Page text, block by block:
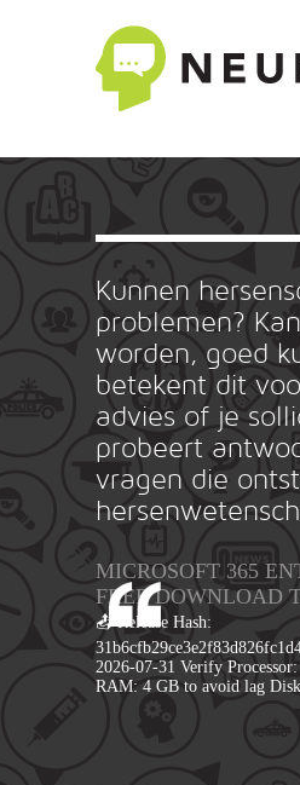
Kunnen
problemen?
worden, goed
betekent dit
advies of je
probeert
vragen die
MICROSOFT 365
FRЕЕ DOWNLOAD
📤 Release Hash:
2026-07-31 Verify
RAM: 4 GB to avoid lag Disk